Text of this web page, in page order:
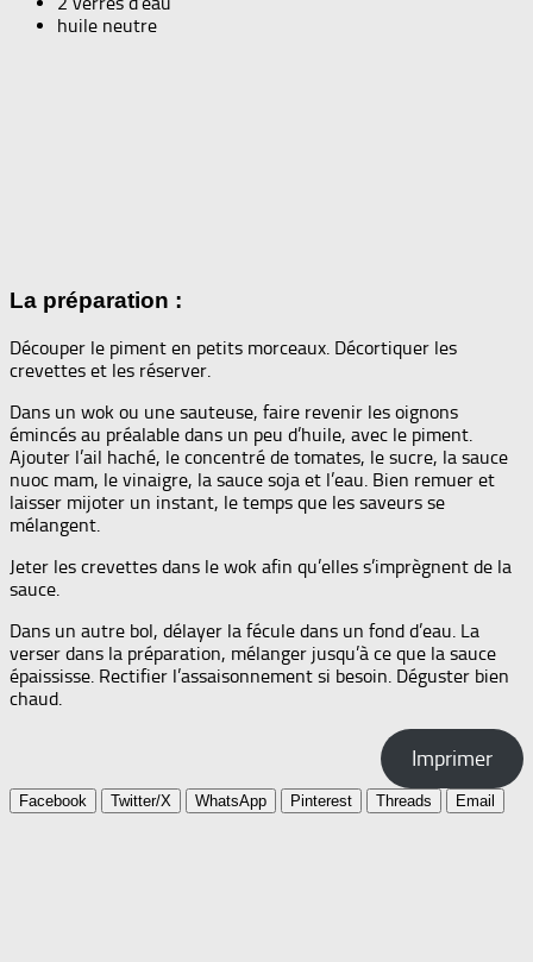
huile neutre
La préparation :
Découper le piment en petits morceaux. Décortiquer les
crevettes et les réserver.
Dans un wok ou une sauteuse, faire revenir les oignons
émincés au préalable dans un peu d’huile, avec le piment.
Ajouter l’ail haché, le concentré de tomates, le sucre, la sauce
nuoc mam, le vinaigre, la sauce soja et l’eau. Bien remuer et
laisser mijoter un instant, le temps que les saveurs se
mélangent.
Jeter les crevettes dans le wok afin qu’elles s’imprègnent de la
sauce.
Dans un autre bol, délayer la fécule dans un fond d’eau. La
verser dans la préparation, mélanger jusqu’à ce que la sauce
épaississe. Rectifier l’assaisonnement si besoin. Déguster bien
chaud.
Imprimer
Facebook Twitter/X WhatsApp Pinterest Threads Email